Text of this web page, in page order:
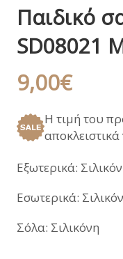
Παιδικό
SD08021
9,00€
Η τιμή του
Εξωτερικά:
Εσωτερικά:
Σόλα: Σιλικόνη